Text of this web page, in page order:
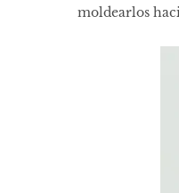
moldearlos